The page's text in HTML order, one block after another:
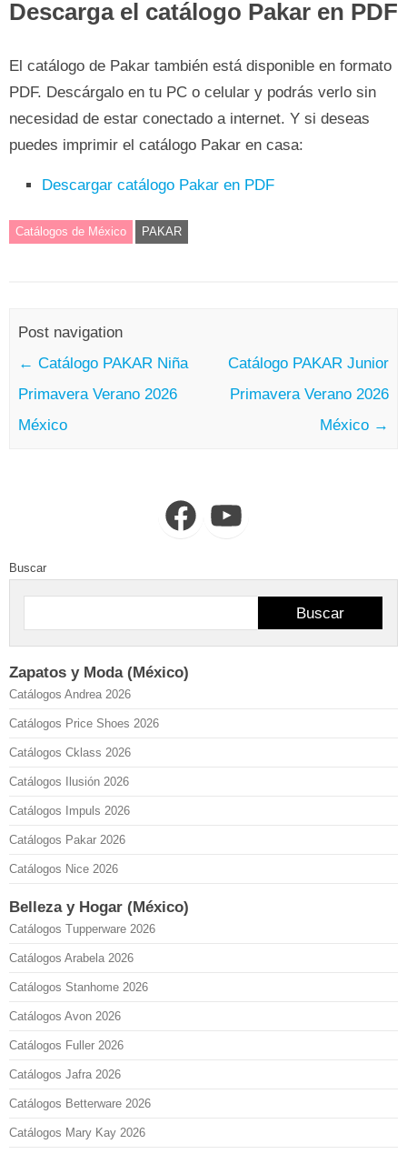
Descarga el catálogo Pakar en PDF
El catálogo de Pakar también está disponible en formato
PDF. Descárgalo en tu PC o celular y podrás verlo sin
necesidad de estar conectado a internet. Y si deseas
puedes imprimir el catálogo Pakar en casa:
Descargar catálogo Pakar en PDF
Catálogos de México PAKAR
Post navigation
← Catálogo PAKAR Niña
Primavera Verano 2026
México
Catálogo PAKAR Junior
Primavera Verano 2026
México →
FacebookYouTube
Buscar
Buscar
Zapatos y Moda (México)
Catálogos Andrea 2026
Catálogos Price Shoes 2026
Catálogos Cklass 2026
Catálogos Ilusión 2026
Catálogos Impuls 2026
Catálogos Pakar 2026
Catálogos Nice 2026
Belleza y Hogar (México)
Catálogos Tupperware 2026
Catálogos Arabela 2026
Catálogos Stanhome 2026
Catálogos Avon 2026
Catálogos Fuller 2026
Catálogos Jafra 2026
Catálogos Betterware 2026
Catálogos Mary Kay 2026